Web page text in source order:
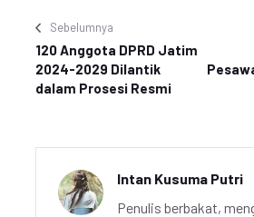
Sebelumnya
120 Anggota DPRD Jatim
2024-2029 Dilantik
dalam Prosesi Resmi
Intan Kusuma Putri
Penulis berbakat,